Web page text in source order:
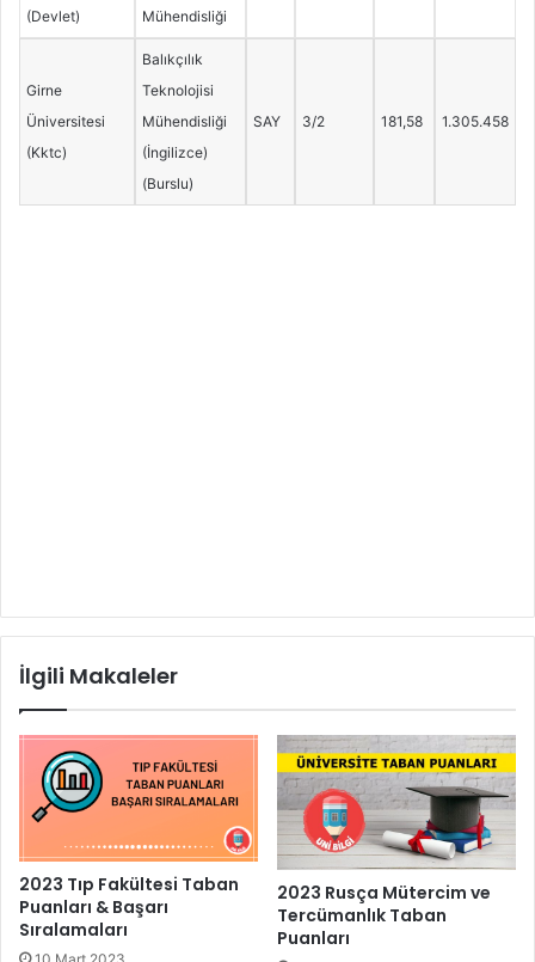
(Devlet)
Mühendisliği
Girne
Üniversitesi
(Kktc)
Balıkçılık
Teknolojisi
Mühendisliği
(İngilizce)
(Burslu)
SAY 3/2 181,58 1.305.458
İlgili Makaleler
2023 Tıp Fakültesi Taban
Puanları & Başarı
Sıralamaları
2023 Rusça Mütercim ve
Tercümanlık Taban
Puanları